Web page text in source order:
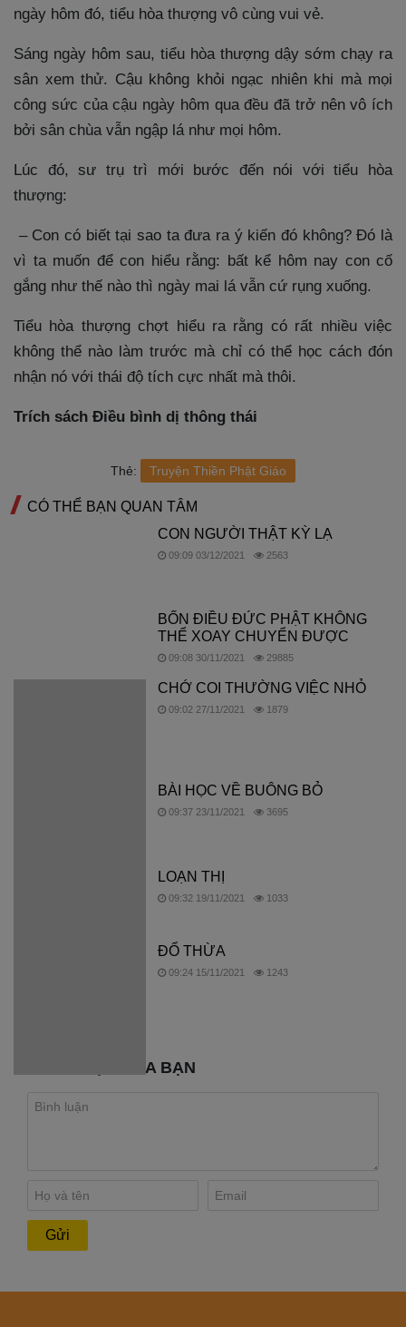
ngày hôm đó, tiểu hòa thượng vô cùng vui vẻ.
Sáng ngày hôm sau, tiểu hòa thượng dậy sớm chạy ra
sân xem thử. Cậu không khỏi ngạc nhiên khi mà mọi
công sức của cậu ngày hôm qua đều đã trở nên vô ích
bởi sân chùa vẫn ngập lá như mọi hôm.
Lúc đó, sư trụ trì mới bước đến nói với tiểu hòa
thượng:
– Con có biết tại sao ta đưa ra ý kiến đó không? Đó là
vì ta muốn để con hiểu rằng: bất kể hôm nay con cố
gắng như thế nào thì ngày mai lá vẫn cứ rụng xuống.
Tiểu hòa thượng chợt hiểu ra rằng có rất nhiều việc
không thể nào làm trước mà chỉ có thể học cách đón
nhận nó với thái độ tích cực nhất mà thôi.
Trích sách Điều bình dị thông thái
Thẻ: Truyện Thiền Phật Giáo
CÓ THỂ BẠN QUAN TÂM
CON NGƯỜI THẬT KỲ LẠ
09:09 03/12/2021 2563
BỐN ĐIỀU ĐỨC PHẬT KHÔNG
THỂ XOAY CHUYỂN ĐƯỢC
09:08 30/11/2021 29885
CHỚ COI THƯỜNG VIỆC NHỎ
09:02 27/11/2021 1879
BÀI HỌC VỀ BUÔNG BỎ
09:37 23/11/2021 3695
LOẠN THỊ
09:32 19/11/2021 1033
ĐỔ THỪA
09:24 15/11/2021 1243
BÌNH LUẬN CỦA BẠN